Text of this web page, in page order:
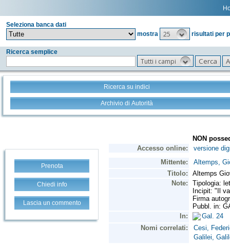
Seleziona banca dati
mostra
25 risultati per
Ricerca semplice
Tutti i campi
Ricerca su indici
Archivio di Autorità
Prenota
Chiedi info
Lascia un commento